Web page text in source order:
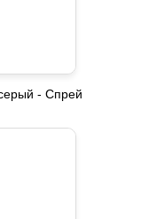
- Спрей